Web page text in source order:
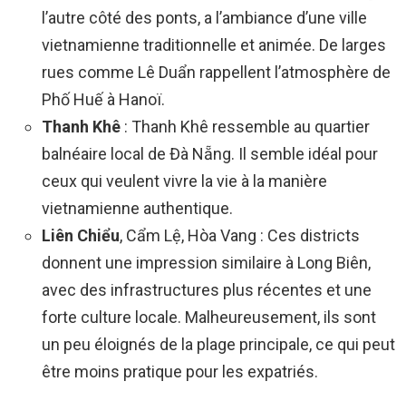
l’autre côté des ponts, a l’ambiance d’une ville
vietnamienne traditionnelle et animée. De larges
rues comme Lê Duẩn rappellent l’atmosphère de
Phố Huế à Hanoï.
Thanh Khê : Thanh Khê ressemble au quartier
balnéaire local de Đà Nẵng. Il semble idéal pour
ceux qui veulent vivre la vie à la manière
vietnamienne authentique.
Liên Chiểu, Cẩm Lệ, Hòa Vang : Ces districts
donnent une impression similaire à Long Biên,
avec des infrastructures plus récentes et une
forte culture locale. Malheureusement, ils sont
un peu éloignés de la plage principale, ce qui peut
être moins pratique pour les expatriés.